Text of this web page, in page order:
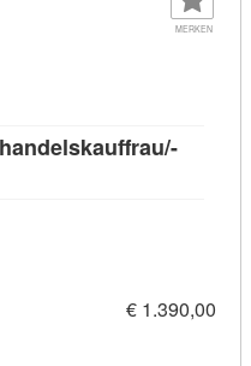
MERKEN
€ 1.390,00